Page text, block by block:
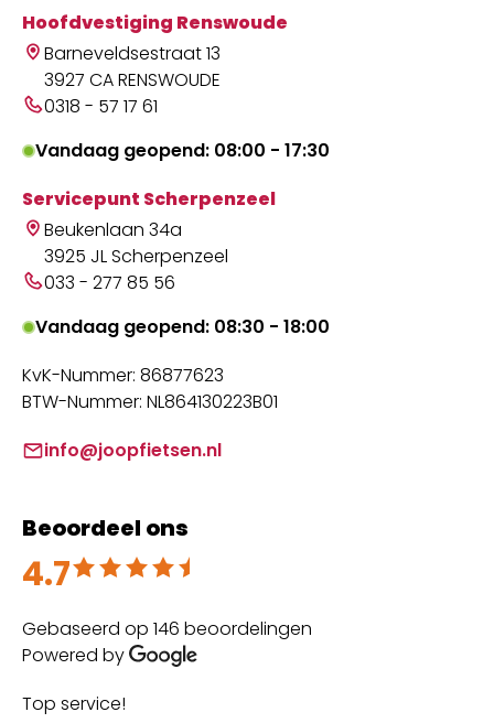
Hoofdvestiging Renswoude
Barneveldsestraat 13
3927 CA RENSWOUDE
0318 - 57 17 61
Vandaag geopend: 08:00 - 17:30
Servicepunt Scherpenzeel
Beukenlaan 34a
3925 JL Scherpenzeel
033 - 277 85 56
Vandaag geopend: 08:30 - 18:00
KvK-Nummer: 86877623
BTW-Nummer: NL864130223B01
info@joopfietsen.nl
Beoordeel ons
4.7
Beoordeeld met 4.7 uit 5
Gebaseerd op 146 beoordelingen
Powered by
Top service!